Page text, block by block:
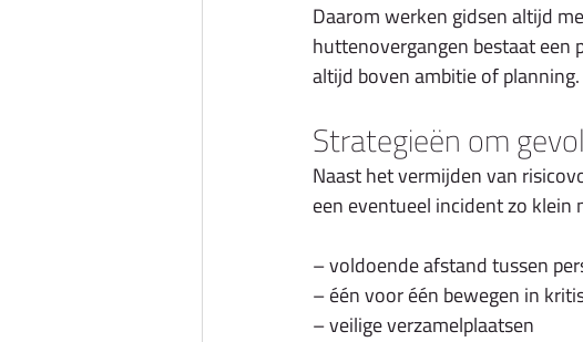
Daarom werken gidsen altijd
huttenovergangen bestaat een
altijd boven ambitie of planning.
Strategieën om
Naast het vermijden van
een eventueel incident zo klein
– voldoende afstand tussen
– één voor één bewegen in
– veilige verzamelplaatsen